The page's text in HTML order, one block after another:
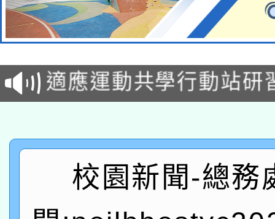
本校115學年度第2次
招甄選結果公告(無人
適應運動共學行動站研
本館辦理115年度閱讀
暨閱讀推動專業研習
科技賦能─人工智慧
礎課程
A3數位素養講師名單
「數位內容與教學軟
校園新聞-總務